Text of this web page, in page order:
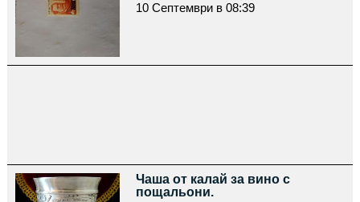
10 Септември в 08:39
Чаша от калай за вино с
пощальони.